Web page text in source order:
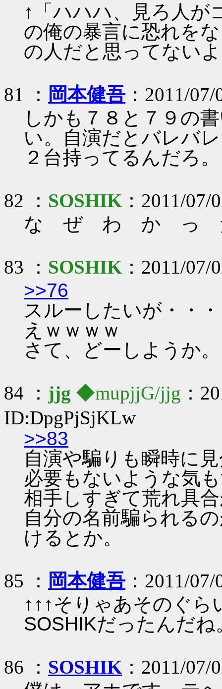
↑「ハハハ、見ろ人が
の俺の暴言に恐れを
の人だと思ってない
81 ： 岡本健吾：2011/07/
しかも７８と７９の
い。自演だとバレバ
２台持ってるんだろ。
82 ： SOSHIK ：2011/
な ぜ わ か っ
83 ： SOSHIK ：2011/
>>76
スルーしたいが・・
えｗｗｗｗ
さて、どーしようか。
84 ： jjg ◆mupjjG/jjg ：
ID:DpgPjSjKLw
>>83
自演や騙りも瞬時に
必要もないような気
相手しすぎて荒れ具
自分の名前騙られる
けるとか。
85 ： 岡本健吾：2011/07/
↑↑↑そりゃあそのぐ
SOSHIKだったんだね
86 ： SOSHIK ：2011/